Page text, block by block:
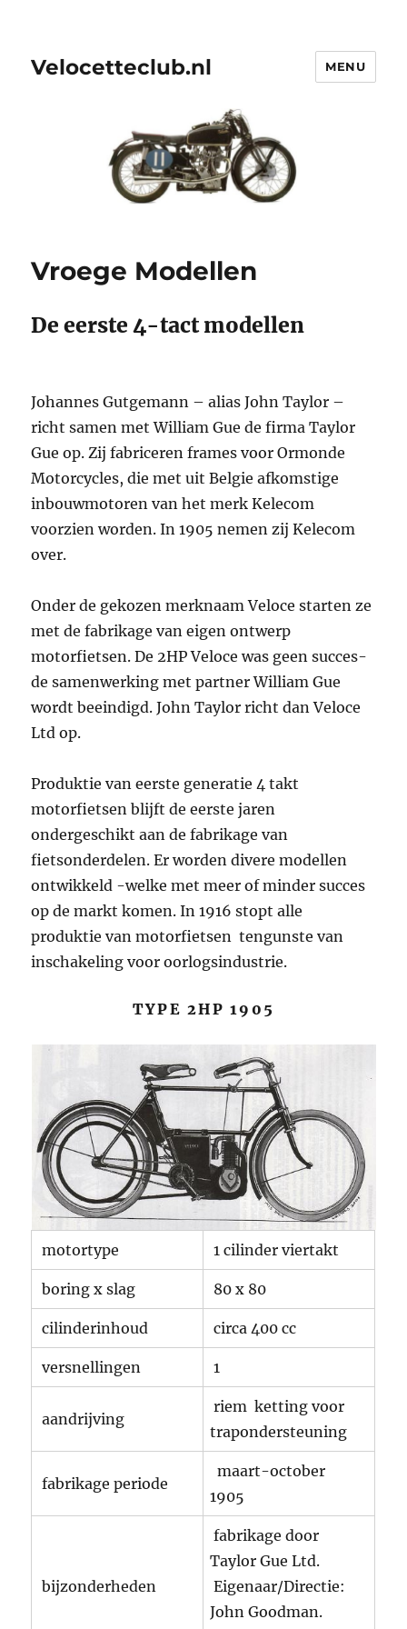
Velocetteclub.nl MENU
Vroege Modellen
De eerste 4-tact modellen
Johannes Gutgemann – alias John Taylor –
richt samen met William Gue de firma Taylor
Gue op. Zij fabriceren frames voor Ormonde
Motorcycles, die met uit Belgie afkomstige
inbouwmotoren van het merk Kelecom
voorzien worden. In 1905 nemen zij Kelecom
over.
Onder de gekozen merknaam Veloce starten ze
met de fabrikage van eigen ontwerp
motorfietsen. De 2HP Veloce was geen succes-
de samenwerking met partner William Gue
wordt beeindigd. John Taylor richt dan Veloce
Ltd op.
Produktie van eerste generatie 4 takt
motorfietsen blijft de eerste jaren
ondergeschikt aan de fabrikage van
fietsonderdelen. Er worden divere modellen
ontwikkeld -welke met meer of minder succes
op de markt komen. In 1916 stopt alle
produktie van motorfietsen tengunste van
inschakeling voor oorlogsindustrie.
TYPE 2HP 1905
motortype 1 cilinder viertakt
boring x slag 80 x 80
cilinderinhoud circa 400 cc
versnellingen 1
aandrijving
riem ketting voor
trapondersteuning
fabrikage periode
maart-october
1905
bijzonderheden
fabrikage door
Taylor Gue Ltd.
Eigenaar/Directie:
John Goodman.